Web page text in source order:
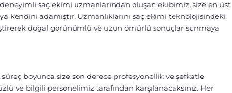
saç ekimi uzmanlarından oluşan ekibimiz, size en üst
kendini adamıştır. Uzmanlıklarını saç ekimi teknolojisindeki
doğal görünümlü ve uzun ömürlü sonuçlar sunmaya
boyunca size son derece profesyonellik ve şefkatle
ve bilgili personelimiz tarafından karşılanacaksınız. Her